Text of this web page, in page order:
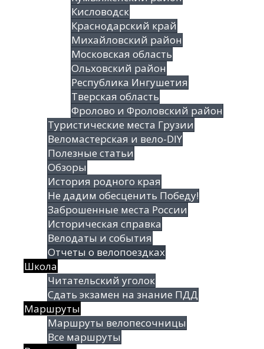
Кисловодск
Краснодарский край
Михайловский район
Московская область
Ольховский район
Республика Ингушетия
Тверская область
Фролово и Фроловский район
Туристические места Грузии
Веломастерская и вело-DIY
Полезные статьи
Обзоры
История родного края
Не дадим обесценить Победу!
Заброшенные места России
Историческая справка
Велодаты и события
Отчеты о велопоездках
Школа
Читательский уголок
Сдать экзамен на знание ПДД
Маршруты
Маршруты велопесочницы
Все маршруты